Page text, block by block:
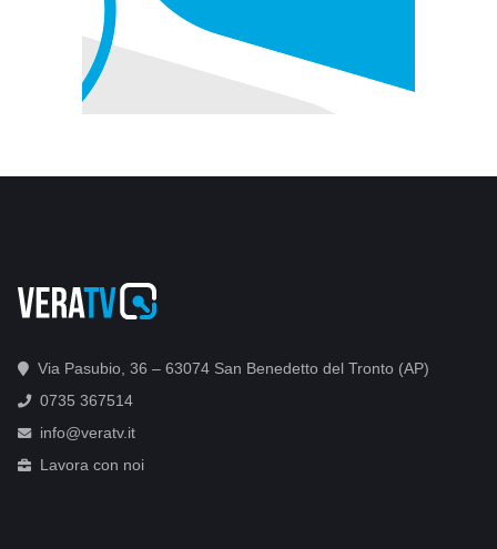
Via Pasubio, 36 – 63074 San Benedetto del Tronto (AP)
0735 367514
info@veratv.it
Lavora con noi